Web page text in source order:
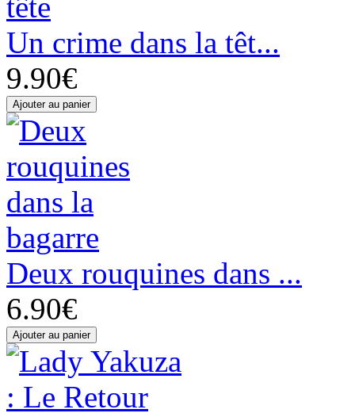
Un crime dans la têt...
9.90€
Deux rouquines dans ...
6.90€